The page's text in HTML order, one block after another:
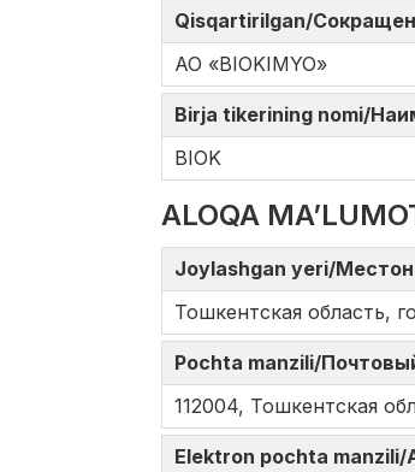
Qisqartirilgan/
АО «BIOKIMYO»
Birja tikerining nomi/
BIOK
ALOQA
Joylashgan yeri/
Тошкентская область,
Pochta manzili/
112004, Тошкентская
Elektron pochta